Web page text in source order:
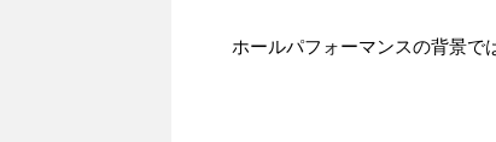
ホールパフォーマンスの背景で